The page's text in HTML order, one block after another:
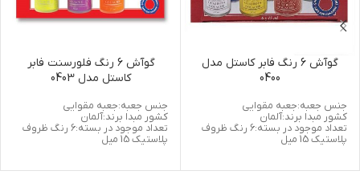
گوآش 6 رنگ فابر کاستل مدل
0400
جنس جعبه:جعبه مقوایی
کشور مبدا برند:آلمان
تعداد موجود در بسته:6 رنگ ظروف
پلاستیک 15 میل
گوآش 6 رنگ فلورسنت فابر
کاستل مدل 0403
جنس جعبه:جعبه مقوایی
کشور مبدا برند:آلمان
تعداد موجود در بسته:6 رنگ ظروف
پلاستیک 15 میل